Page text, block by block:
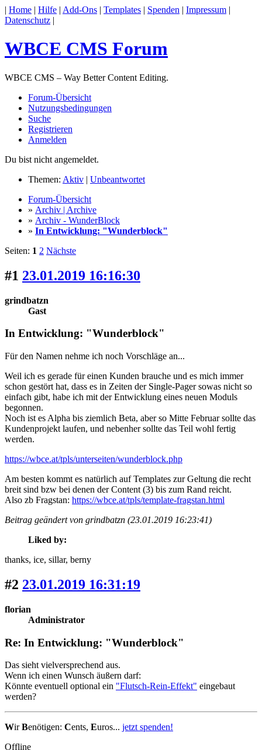
| Home | Hilfe | Add-Ons | Templates | Spenden | Impressum |
Datenschutz |
WBCE CMS Forum
WBCE CMS – Way Better Content Editing.
Forum-Übersicht
Nutzungsbedingungen
Suche
Registrieren
Anmelden
Du bist nicht angemeldet.
Themen: Aktiv | Unbeantwortet
Forum-Übersicht
» Archiv | Archive
» Archiv - WunderBlock
» In Entwicklung: "Wunderblock"
Seiten: 1 2 Nächste
#1 23.01.2019 16:16:30
grindbatzn
Gast
In Entwicklung: "Wunderblock"
Für den Namen nehme ich noch Vorschläge an...
Weil ich es gerade für einen Kunden brauche und es mich immer
schon gestört hat, dass es in Zeiten der Single-Pager sowas nicht so
einfach gibt, habe ich mit der Entwicklung eines neuen Moduls
begonnen.
Noch ist es Alpha bis ziemlich Beta, aber so Mitte Februar sollte das
Kundenprojekt laufen, und nebenher sollte das Teil wohl fertig
werden.
https://wbce.at/tpls/unterseiten/wunderblock.php
Am besten kommt es natürlich auf Templates zur Geltung die recht
breit sind bzw bei denen der Content (3) bis zum Rand reicht.
Also zb Fragstan: https://wbce.at/tpls/template-fragstan.html
Beitrag geändert von grindbatzn (23.01.2019 16:23:41)
Liked by:
thanks, ice, sillar, berny
#2 23.01.2019 16:31:19
florian
Administrator
Re: In Entwicklung: "Wunderblock"
Das sieht vielversprechend aus.
Wenn ich einen Wunsch äußern darf:
Könnte eventuell optional ein "Flutsch-Rein-Effekt" eingebaut
werden?
WirBenötigen: Cents, Euros... jetzt spenden!
Offline